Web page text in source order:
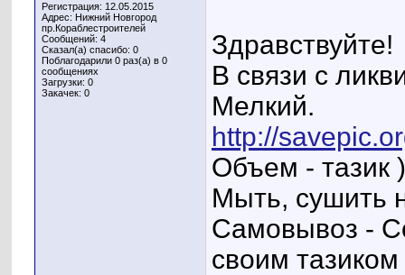
Регистрация: 12.05.2015
Адрес: Нижний Новгород
пр.Кораблестроителей
Сообщений: 4
Сказал(а) спасибо: 0
Поблагодарили 0 раз(а) в 0
сообщениях
Загрузки: 0
Закачек: 0
Здравствуйте!
В связи с
Мелкий.
http://
Объем - тазик
Мыть, сушить
Самовывоз -
своим тазиком